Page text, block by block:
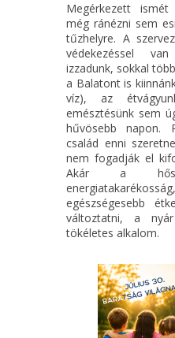
Megérkezett
még ránézni sem
tűzhelyre. A
védekezéssel
izzadunk, sokkal
a Balatont is
víz), az
emésztésünk sem
hűvösebb napon.
család enni
nem fogadják el
Akár a
egészségesebb
változtatni, a
tökéletes alkalom.